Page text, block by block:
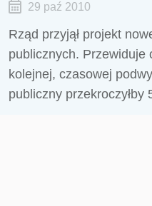
29 paź 2010
Rząd przyjął projekt
publicznych. Przewiduje
kolejnej, czasowej
publiczny przekroczyłby